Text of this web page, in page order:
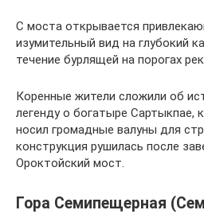
С моста открывается
изумительный вид на глубокий
течение бурлящей на порогах
Коренные жители сложили об
легенду о богатыре Сартыкпае,
носил громадные валуны для
конструкция рушилась после
Ороктойский мост.
Гора Семипещерная